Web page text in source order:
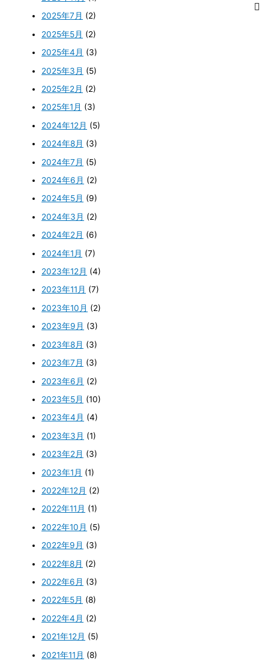
2025年7月 (2)
2025年5月 (2)
2025年4月 (3)
2025年3月 (5)
2025年2月 (2)
2025年1月 (3)
2024年12月 (5)
2024年8月 (3)
2024年7月 (5)
2024年6月 (2)
2024年5月 (9)
2024年3月 (2)
2024年2月 (6)
2024年1月 (7)
2023年12月 (4)
2023年11月 (7)
2023年10月 (2)
2023年9月 (3)
2023年8月 (3)
2023年7月 (3)
2023年6月 (2)
2023年5月 (10)
2023年4月 (4)
2023年3月 (1)
2023年2月 (3)
2023年1月 (1)
2022年12月 (2)
2022年11月 (1)
2022年10月 (5)
2022年9月 (3)
2022年8月 (2)
2022年6月 (3)
2022年5月 (8)
2022年4月 (2)
2021年12月 (5)
2021年11月 (8)